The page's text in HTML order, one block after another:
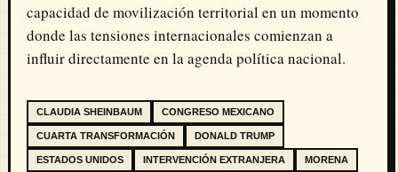
capacidad de movilización territorial en un momento
donde las tensiones internacionales comienzan a
influir directamente en la agenda política nacional.
CLAUDIA SHEINBAUM CONGRESO MEXICANO
CUARTA TRANSFORMACIÓN DONALD TRUMP
ESTADOS UNIDOS INTERVENCIÓN EXTRANJERA MORENA